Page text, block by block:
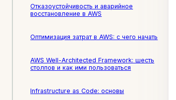
Отказоустойчивость и аварийное
восстановление в AWS
Оптимизация затрат в AWS: с чего начать
AWS Well-Architected Framework: шесть
столпов и как ими пользоваться
Infrastructure as Code: основы